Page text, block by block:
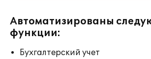
Автоматизированы
функции:
Бухгалтерский учет